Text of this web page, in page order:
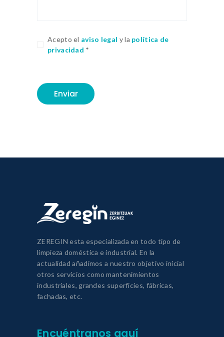
Acepto el aviso legal y la política de
privacidad *
ZEREGIN esta especializada en todo tipo de
limpieza doméstica e industrial. En la
actualidad añadimos a nuestro objetivo inicial
otros servicios como mantenimientos
industriales, grandes superficies, fábricas,
fachadas, etc.
Encuéntranos aquí